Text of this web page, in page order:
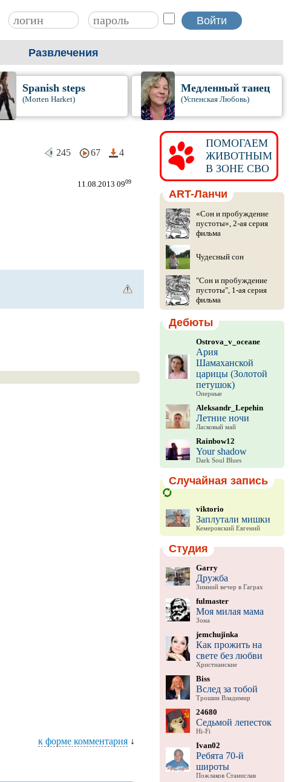
Развлечения
Spanish steps
(Morten Harket)
Медленный танец
(Успенская Любовь)
245 67 4
11.08.2013 0909
к форме комментария↓
ПОМОГАЕМ
ЖИВОТНЫМ
В ЗОНЕ СВО
ART-Ланчи
«Сон и пробуждение
пустоты», 2-ая серия
фильма
Чудесный сон
"Сон и пробуждение
пустоты", 1-ая серия
фильма
Дебюты
Ostrova_v_oceane
Ария
Шамаханской
царицы (Золотой
петушок)
Оперные
Aleksandr_Lepehin
Летние ночи
Ласковый май
Rainbow12
Your shadow
Dark Soul Blues
Случайная запись
viktorio
Заплутали мишки
Кемеровский Евгений
Студия
Garry
Дружба
Зимний вечер в Гаграх
fulmaster
Моя милая мама
Зона
jemchujinka
Как прожить на
свете без любви
Христианские
Biss
Вслед за тобой
Трошин Владимир
24680
Седьмой лепесток
Hi-Fi
Ivan02
Ребята 70-й
широты
Пожлаков Станислав